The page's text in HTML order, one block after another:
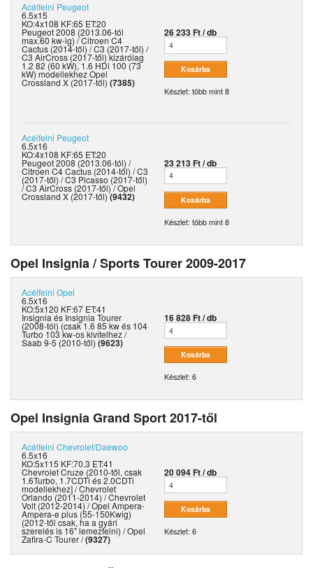
Acélfelni Peugeot
6.5x15
KO:4x108 KF:65 ET:20
Peugeot 2008 (2013.06-tól
max.60 kw-ig) / Citroen C4
Cactus (2014-től) / C3 (2017-től) /
C3 AirCross (2017-től) kizárólag
1.2 82 (60 kW), 1.6 HDi 100 (73
kW) modellekhez Opel
Crossland X (2017-től) (7385)
26 233 Ft / db
Készlet: több mint 8
Acélfelni Peugeot
6.5x16
KO:4x108 KF:65 ET:20
Peugeot 2008 (2013.06-tól) /
Citroen C4 Cactus (2014-től) / C3
(2017-től) / C3 Picasso (2017-től)
/ C3 AirCross (2017-től) / Opel
Crossland X (2017-től)(9432)
23 213 Ft / db
Készlet: több mint 8
Opel Insignia / Sports Tourer 2009-2017
Acélfelni Opel
6.5x16
KO:5x120 KF:67 ET:41
Insignia és Insignia Tourer
(2008-tól) (csak 1.6 85 kw és 104
Turbo 103 kw-os kivitelhez /
Saab 9-5 (2010-től) (9623)
16 828 Ft / db
Készlet: 6
Opel Insignia Grand Sport 2017-től
Acélfelni Chevrolet/Daewoo
6.5x16
KO:5x115 KF:70.3 ET:41
Chevrolet Cruze (2010-től, csak
1.6Turbo, 1.7CDTi és 2.0CDTi
modellekhez] / Chevrolet
Orlando (2011-2014) / Chevrolet
Volt (2012-2014) / Opel Ampera-
Ampera-e plus (55-150Kwig)
(2012-től csak, ha a gyári
szerelés is 16" lemezfelni) / Opel
Zafira-C Tourer /(9327)
20 094 Ft / db
Készlet: 6